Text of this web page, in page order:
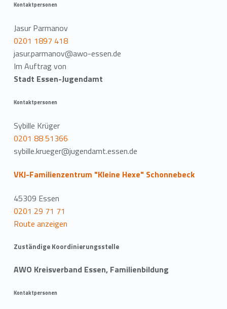
Kontaktpersonen
Jasur Parmanov
0201 1897 418
jasur.parmanov@awo-essen.de
Im Auftrag von
Stadt Essen-Jugendamt
Kontaktpersonen
Sybille Krüger
0201 88 51366
sybille.krueger@jugendamt.essen.de
VKJ-Familienzentrum "Kleine Hexe" Schonnebeck
45309 Essen
0201 29 71 71
Route anzeigen
Zuständige Koordinierungsstelle
AWO Kreisverband Essen, Familienbildung
Kontaktpersonen